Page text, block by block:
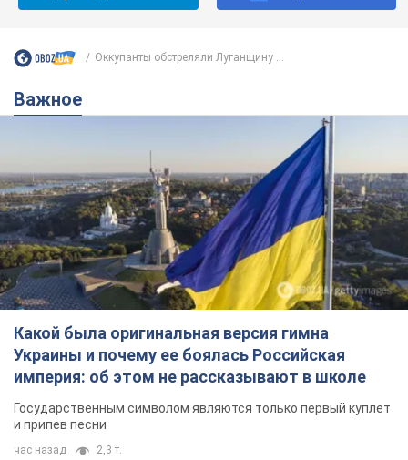
Оккупанты обстреляли Луганщину ...
Важное
Какой была оригинальная версия гимна
Украины и почему ее боялась Российская
империя: об этом не рассказывают в школе
Государственным символом являются только первый куплет
и припев песни
час назад 2,3 т.